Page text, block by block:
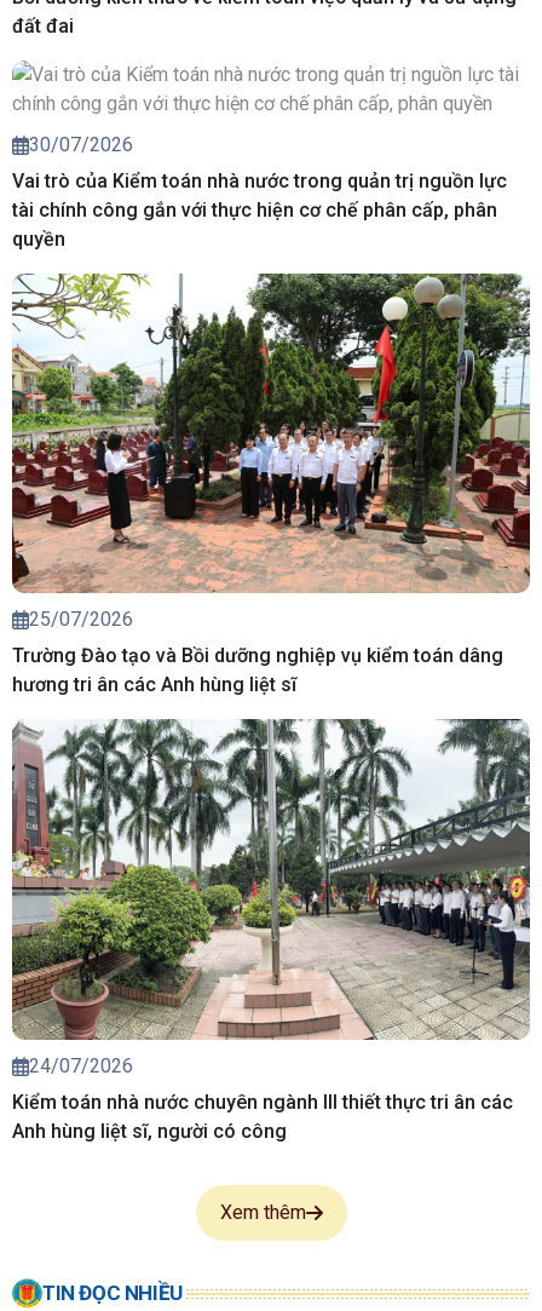
đất đai
30/07/2026
Vai trò của Kiểm toán nhà nước trong quản trị nguồn lực
tài chính công gắn với thực hiện cơ chế phân cấp, phân
quyền
25/07/2026
Trường Đào tạo và Bồi dưỡng nghiệp vụ kiểm toán dâng
hương tri ân các Anh hùng liệt sĩ
24/07/2026
Kiểm toán nhà nước chuyên ngành III thiết thực tri ân các
Anh hùng liệt sĩ, người có công
Xem thêm
TIN ĐỌC NHIỀU